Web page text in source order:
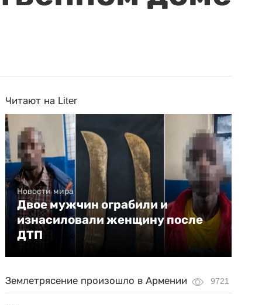
Читают на Liter
Новости мира
Двое мужчин ограбили и
изнасиловали женщину после
ДТП
Землетрясение произошло в Армении 9721